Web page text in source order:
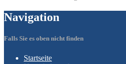
Navigation
Falls Sie es oben nicht finden
Startseite